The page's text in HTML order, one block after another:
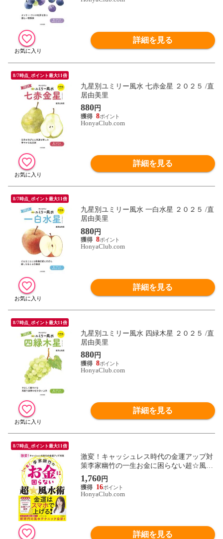
詳細を見る
8/7時点_ポイント最大11倍
九星別ユミリー風水 七赤金星 ２０２５ /直
居由美里
880円
8
HonyaClub.com
詳細を見る
8/7時点_ポイント最大11倍
九星別ユミリー風水 一白水星 ２０２５ /直
居由美里
880円
8
HonyaClub.com
詳細を見る
8/7時点_ポイント最大11倍
九星別ユミリー風水 四緑木星 ２０２５ /直
居由美里
880円
8
HonyaClub.com
詳細を見る
8/7時点_ポイント最大11倍
激変！キャッシュレス時代の金運アップ対
策李家幽竹の一生お金に困らない超☆風水
術 /李家幽竹
1,760円
16
HonyaClub.com
詳細を見る